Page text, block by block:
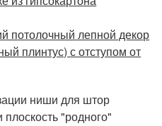
потолочный лепной декор
плинтус) с отступом от
ниши для штор
"родного"